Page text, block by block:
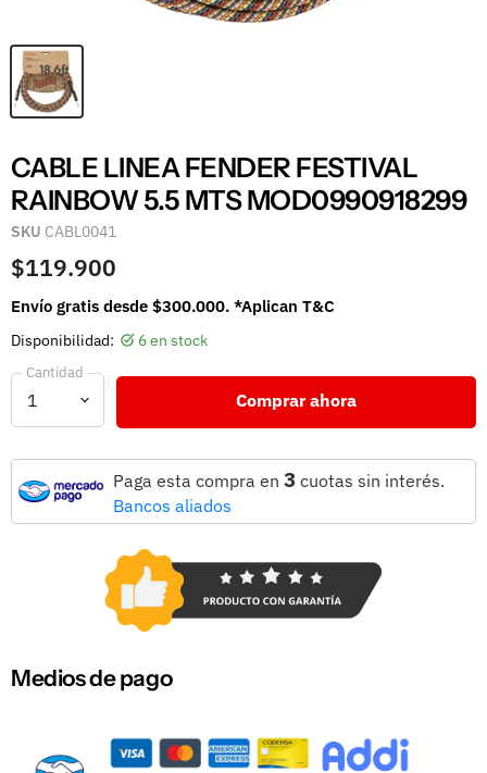
CABLE LINEA FENDER FESTIVAL
RAINBOW 5.5 MTS MOD0990918299
SKU CABL0041
$119.900
Envío gratis desde $300.000. *Aplican T&C
Disponibilidad: 6 en stock
Cantidad
Comprar ahora
Paga esta compra en 3 cuotas sin interés.
Bancos aliados
Medios de pago